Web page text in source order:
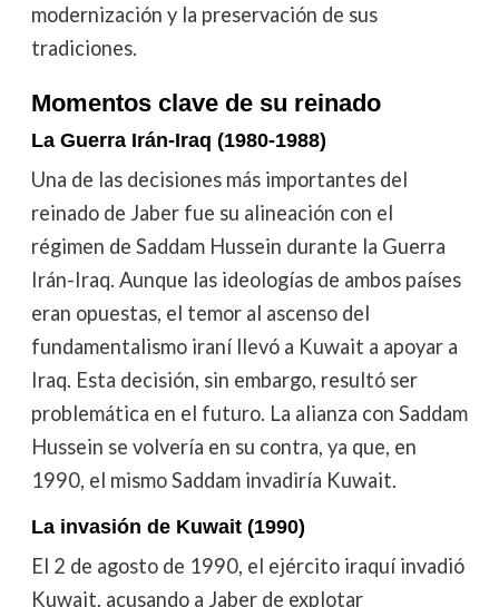
modernización y la preservación de sus
tradiciones.
Momentos clave de su reinado
La Guerra Irán-Iraq (1980-1988)
Una de las decisiones más importantes del
reinado de Jaber fue su alineación con el
régimen de Saddam Hussein durante la Guerra
Irán-Iraq. Aunque las ideologías de ambos países
eran opuestas, el temor al ascenso del
fundamentalismo iraní llevó a Kuwait a apoyar a
Iraq. Esta decisión, sin embargo, resultó ser
problemática en el futuro. La alianza con Saddam
Hussein se volvería en su contra, ya que, en
1990, el mismo Saddam invadiría Kuwait.
La invasión de Kuwait (1990)
El 2 de agosto de 1990, el ejército iraquí invadió
Kuwait, acusando a Jaber de explotar